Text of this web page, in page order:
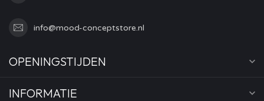
info@mood-conceptstore.nl
OPENINGSTIJDEN
INFORMATIE